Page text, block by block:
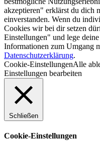
akzeptieren" erklärst du dich
einverstanden. Wenn du
Cookies wir bei dir setzen
Einstellungen" und lege
Informationen zum Umgang
Datenschutzerklärung.
Cookie-EinstellungenAlle
Einstellungen bearbeiten
Schließen
Cookie-Einstellungen